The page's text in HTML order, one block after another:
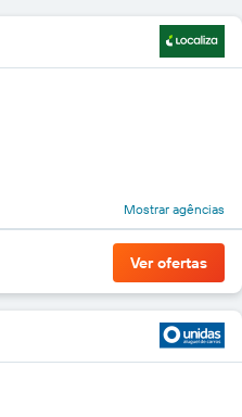
Mostrar agências
Ver ofertas